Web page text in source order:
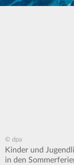
© dpa
Kinder und
in den